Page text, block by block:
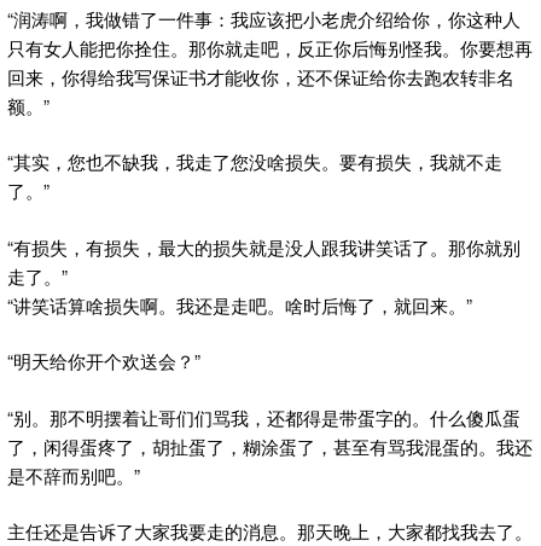
“润涛啊，我做错了一件事：我应该把小老虎介绍给你，你这种人
只有女人能把你拴住。那你就走吧，反正你后悔别怪我。你要想再
回来，你得给我写保证书才能收你，还不保证给你去跑农转非名
额。”
“其实，您也不缺我，我走了您没啥损失。要有损失，我就不走
了。”
“有损失，有损失，最大的损失就是没人跟我讲笑话了。那你就别
走了。”
“讲笑话算啥损失啊。我还是走吧。啥时后悔了，就回来。”
“明天给你开个欢送会？”
“别。那不明摆着让哥们们骂我，还都得是带蛋字的。什么傻瓜蛋
了，闲得蛋疼了，胡扯蛋了，糊涂蛋了，甚至有骂我混蛋的。我还
是不辞而别吧。”
主任还是告诉了大家我要走的消息。那天晚上，大家都找我去了。